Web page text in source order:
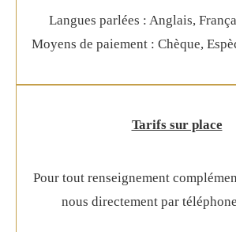
Langues parlées : Anglais,
Moyens de paiement : Chèque,
Tarifs sur place
Pour tout renseignement
nous directement par